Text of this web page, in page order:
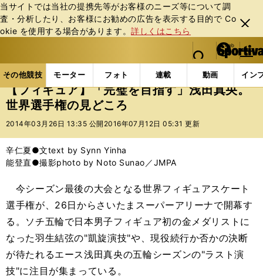
当サイトでは当社の提携先等がお客様のニーズ等について調
査・分析したり、お客様にお勧めの広告を表⽰する⽬的で Co
okie を使⽤する場合があります。詳しくはこちら
閉じ
る
web Sportiva (webスポルティーバ)
検索
マイペ
ー
ジ
メニュ
その他競技 モーター フォト 連載 動画 イン
ス
ポ
ル
バ
その他競技の記事一覧 フィギュア 【フィギュア】
【フィギュア】「完璧を目指す」浅田真央。
世界選手権の見どころ
2014年03月26日 13:35 公開 2016年07月12日 05:31 更新
辛仁夏●文text by Synn Yinha
能登直●撮影photo by Noto Sunao／JMPA
今シーズン最後の大会となる世界フィギュアスケート
選手権が、26日からさいたまスーパーアリーナで開幕す
る。ソチ五輪で日本男子フィギュア初の金メダリストに
なった羽生結弦の"凱旋演技"や、現役続行か否かの決断
が待たれるエース浅田真央の五輪シーズンの"ラスト演
技"に注目が集まっている。